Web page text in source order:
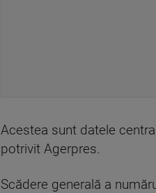
Acestea sunt datele
potrivit Agerpres.
Scădere generală a